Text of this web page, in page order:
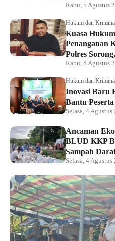
Rabu, 5 Agustus
Hukum dan
Kuasa
Penanganan
Polres
Rabu, 5 Agustus
Hukum dan
Inovasi Baru
Bantu
Selasa, 4 Agustus
Ancaman
BLUD KKP
Sampah
Selasa, 4 Agustus